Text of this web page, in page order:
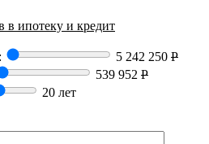
в ипотеку и кредит
5 242 250 Р
539 952 Р
20 лет